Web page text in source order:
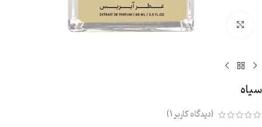
بزرگنمایی تصویر
سیاه
(دیدگاه کاربر1
)